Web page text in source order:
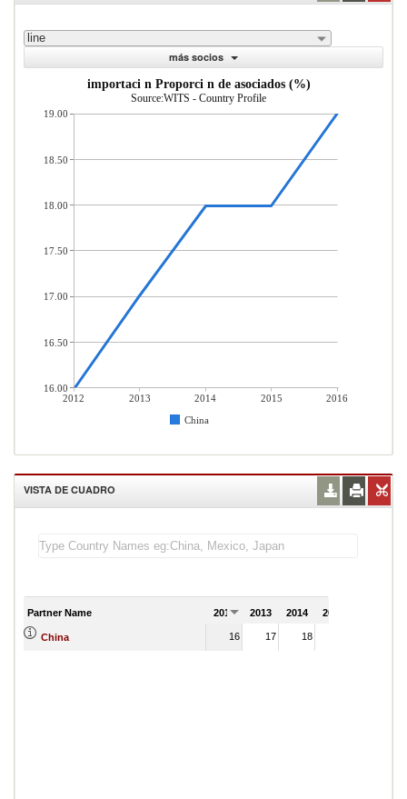
line
más socios
importaci n Proporci n de asociados (%)
Source:WITS - Country Profile
2012 2013 2014 2015
2016
China
19.00
18.50
18.00
17.50
17.00
16.50
16.00
VISTA DE CUADRO
Partner Name 2012 2013 2014 2015
China 16 17 18